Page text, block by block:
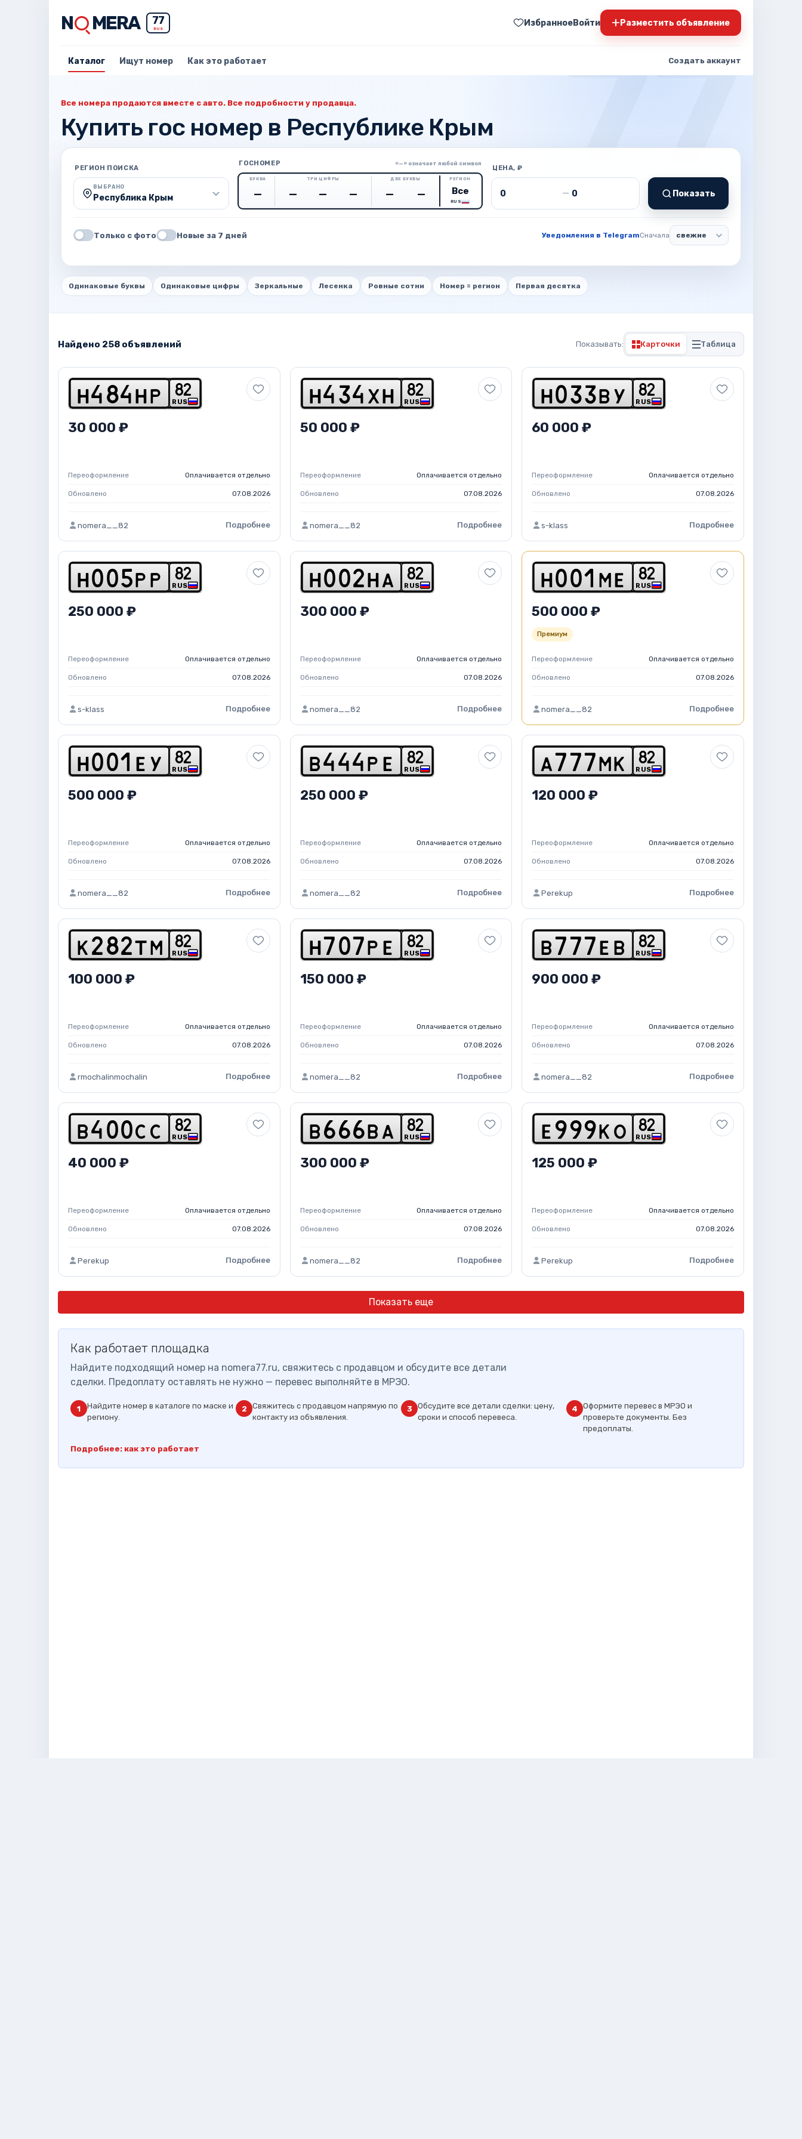
N MERA 77
RUS
ИзбранноеВойти + Разместить объявление
Каталог Ищут номер Как это работает Создать аккаунт
Все номера продаются вместе с авто. Все подробности у продавца.
Купить гос номер в Республике Крым
РЕГИОН ПОИСКА
ВЫБРАНО
Республика Крым
ГОСНОМЕР «—» означает любой символ
БУКВА ТРИ ЦИФРЫ ДВЕ БУКВЫ РЕГИОН
RUS
ЦЕНА, ₽
Цена от — Цена до Показать
Только с фото Новые за 7 дней Уведомления в TelegramСначала
Одинаковые буквы Одинаковые цифры Зеркальные Лесенка Ровные сотни Номер = регион Первая десятка
Найдено 258 объявлений Показывать: Карточки Таблица
h 4 84 h p RUS
82
30 000 ₽
Переоформление Оплачивается отдельно
Обновлено 07.08.2026
nomera__82 Подробнее
h 4 34 x h RUS
82
50 000 ₽
Переоформление Оплачивается отдельно
Обновлено 07.08.2026
nomera__82 Подробнее
h 0 3 3 b y RUS
82
60 000 ₽
Переоформление Оплачивается отдельно
Обновлено 07.08.2026
s-klass Подробнее
h 0 0 5 p p RUS
82
250 000 ₽
Переоформление Оплачивается отдельно
Обновлено 07.08.2026
s-klass Подробнее
h 0 0 2 h a RUS
82
300 000 ₽
Переоформление Оплачивается отдельно
Обновлено 07.08.2026
nomera__82 Подробнее
h 0 0 1 m e RUS
82
500 000 ₽
Премиум
Переоформление Оплачивается отдельно
Обновлено 07.08.2026
nomera__82 Подробнее
h 0 0 1 e y RUS
82
500 000 ₽
Переоформление Оплачивается отдельно
Обновлено 07.08.2026
nomera__82 Подробнее
b 4 4 4 p e RUS
82
250 000 ₽
Переоформление Оплачивается отдельно
Обновлено 07.08.2026
nomera__82 Подробнее
a 7 7 7 m k RUS
82
120 000 ₽
Переоформление Оплачивается отдельно
Обновлено 07.08.2026
Perekup Подробнее
k 2 82 t m RUS
82
100 000 ₽
Переоформление Оплачивается отдельно
Обновлено 07.08.2026
rmochalinmochalin Подробнее
h 7 0 7 p e RUS
82
150 000 ₽
Переоформление Оплачивается отдельно
Обновлено 07.08.2026
nomera__82 Подробнее
b 7 7 7 e b RUS
82
900 000 ₽
Переоформление Оплачивается отдельно
Обновлено 07.08.2026
nomera__82 Подробнее
b 4 0 0 c c RUS
82
40 000 ₽
Переоформление Оплачивается отдельно
Обновлено 07.08.2026
Perekup Подробнее
b 6 6 6 b a RUS
82
300 000 ₽
Переоформление Оплачивается отдельно
Обновлено 07.08.2026
nomera__82 Подробнее
e 9 9 9 k o RUS
82
125 000 ₽
Переоформление Оплачивается отдельно
Обновлено 07.08.2026
Perekup Подробнее
Показать еще
Как работает площадка
Найдите подходящий номер на nomera77.ru, свяжитесь с продавцом и обсудите все детали
сделки. Предоплату оставлять не нужно — перевес выполняйте в МРЭО.
1
Найдите номер в каталоге по маске и
региону.
2
Свяжитесь с продавцом напрямую по
контакту из объявления.
3
Обсудите все детали сделки: цену,
сроки и способ перевеса.
4
Оформите перевес в МРЭО и
проверьте документы. Без
предоплаты.
Подробнее: как это работает